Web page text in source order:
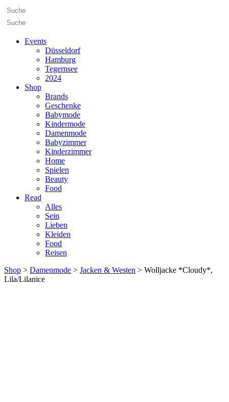
Events
Düsseldorf
Hamburg
Tegernsee
2024
Shop
Brands
Geschenke
Babymode
Kindermode
Damenmode
Babyzimmer
Kinderzimmer
Home
Spielen
Beauty
Food
Read
Alles
Sein
Lieben
Kleiden
Food
Reisen
Shop > Damenmode > Jacken & Westen > Wolljacke *Cloudy*,
Lila/Lilanice